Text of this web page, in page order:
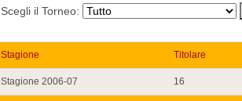
Scegli il Torneo:
Stagione Titolare
Stagione 2006-07 16